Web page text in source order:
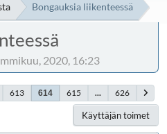
Bongauksia liikenteessä
2020, 16:23
613 614 615 ... 626
Käyttäjän toimet